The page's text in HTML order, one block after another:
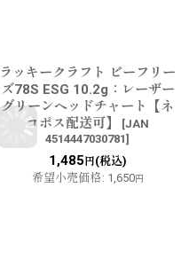
ラッキークラフト ビーフリー
ズ78S ESG 10.2g：レーザー
グリーンヘッドチャート【ネ
コポス配送可】
[JAN
4514447030781]
1,485 円(税込)
希望小売価格: 1,650円